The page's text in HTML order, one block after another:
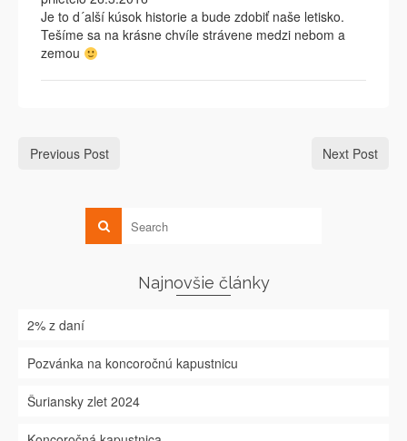
Je to d´alší kúsok historie a bude zdobiť naše letisko.
Tešíme sa na krásne chvíle strávene medzi nebom a
zemou
Previous Post Next Post
Najnovšie články
2% z daní
Pozvánka na koncoročnú kapustnicu
Šuriansky zlet 2024